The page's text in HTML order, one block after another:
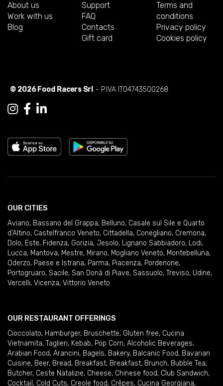
About us
Work with us
Blog
Support
FAQ
Contacts
Gift card
Terms and
conditions
Privacy policy
Cookies policy
© 2026 Food Racers Srl - P.IVA IT04743500268
OUR CITIES
Aviano, Bassano del Grappa, Belluno, Casale sul Sile e Quarto
d'Altino, Castelfranco Veneto, Cittadella, Conegliano, Cremona,
Dolo, Este, Fidenza, Gorizia, Jesolo, Lignano Sabbiadoro, Lodi,
Lucca, Mantova, Mestre, Mirano, Mogliano Veneto, Montebelluna,
Oderzo, Paese e Istrana, Parma, Piacenza, Pordenone,
Portogruaro, Sacile, San Donà di Piave, Sassuolo, Treviso, Udine,
Vercelli, Vicenza, Vittorio Veneto
OUR RESTAURANT OFFERINGS
Cioccolato, Hamburger, Bruschette, Gluten free, Cucina
Vietnamita, Taglieri, Kebab, Pop Corn, Alcoholic Beverages,
Arabian Food, Arancini, Bagels, Bakery, Balcanic Food, Bavarian
Cuisine, Beer, Bread, Breakfast, Breakfast, Brunch, Bubble Tea,
Butcher, Ceste Natalizie, Cheese, Chinese food, Club Sandwich,
Cocktail , Cold Cuts, Creole food, Crêpes, Cucina Georgiana,